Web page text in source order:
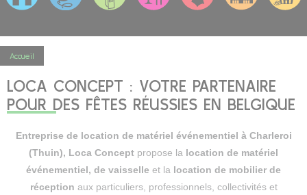
Accueil
LOCA CONCEPT : VOTRE PARTENAIRE
POUR DES FÊTES RÉUSSIES EN BELGIQUE
Entreprise de location de matériel événementiel à Charleroi
(Thuin), Loca Concept propose la location de matériel
événementiel, de vaisselle et la location de mobilier de
réception aux particuliers, professionnels, collectivités et